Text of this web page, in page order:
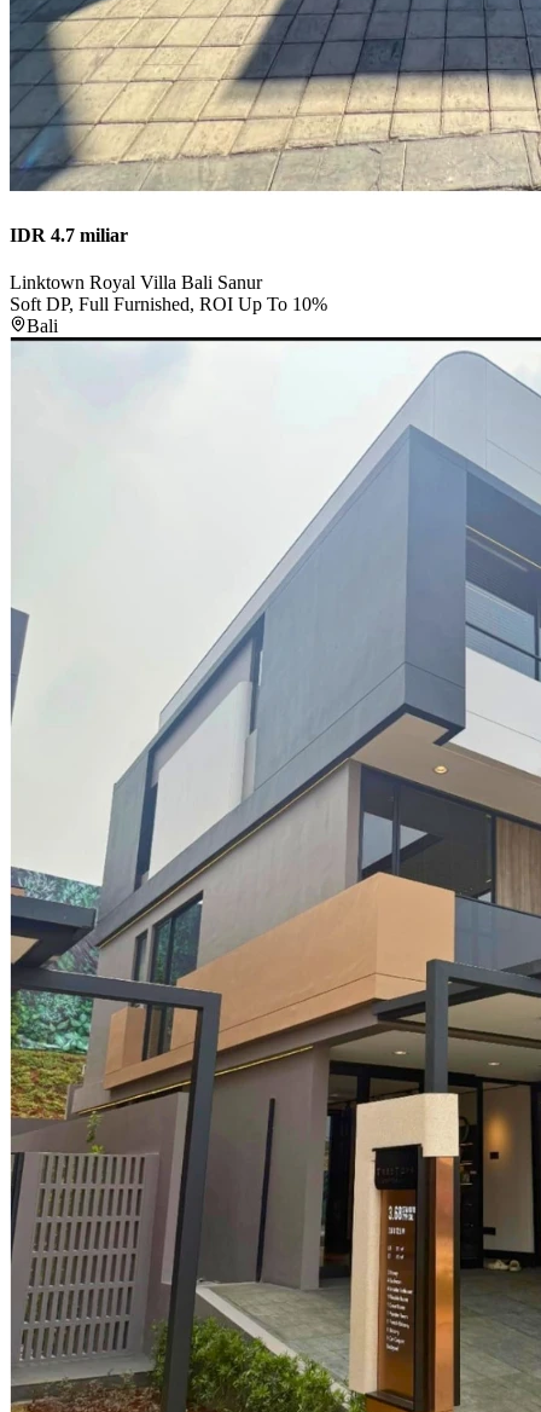
IDR 4.7 miliar
Linktown Royal Villa Bali Sanur
Soft DP, Full Furnished, ROI Up To 10%
Bali